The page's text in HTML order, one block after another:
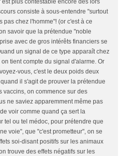
consiste à sous-entendre "surtout
pas chez l'homme"! (or c'est à ce
savoir que la prétendue "noble
avec de gros intérêts financiers se
un signal de ce type apparaît chez
tient compte du signal d'alarme. Or
vous, c'est le deux poids deux
il s'agit de prouver la prétendue
vaccins, on commence sur des
ne saviez apparemment même pas
voir comme quand ça sert la
tel ou tel médoc, pour prétendre que
voie", que "c'est prometteur", on se
soi-disant positifs sur les animaux
trouve des effets négatifs sur les